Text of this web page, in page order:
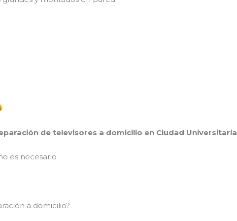
de televisores a domicilio en Ciudad Universitaria
es necesario
a domicilio?